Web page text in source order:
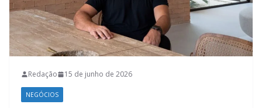
Redação 15 de junho de 2026
NEGÓCIOS